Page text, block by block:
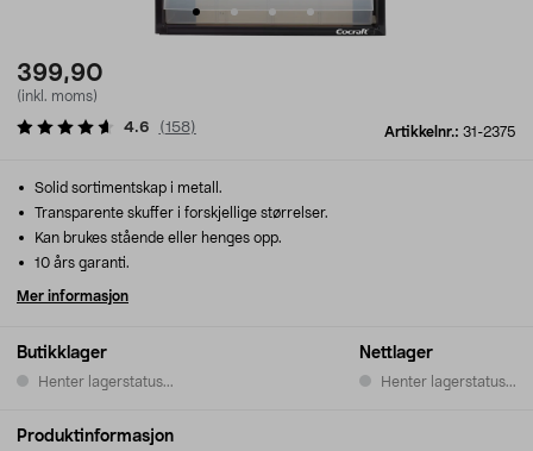
399,90
(inkl. moms)
Artikkelnr.: 31-2375
4.6 (158)
Butikklager
Henter lagerstatus...
Nettlager
Henter lagerstatus...
Solid sortimentskap i metall.
Transparente skuffer i forskjellige størrelser.
Kan brukes stående eller henges opp.
10 års garanti.
Mer informasjon
Produktinformasjon